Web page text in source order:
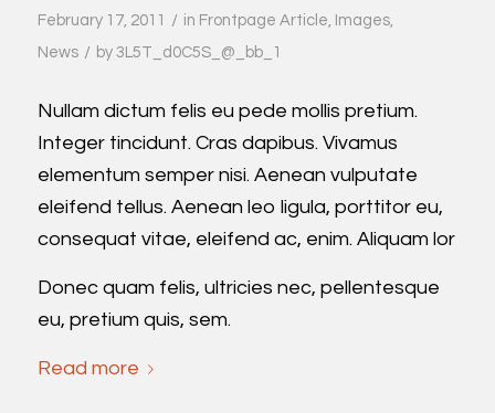
February 17, 2011 / in Frontpage Article, Images,
News / by 3L5T_d0C5S_@_bb_1
Nullam dictum felis eu pede mollis pretium.
Integer tincidunt. Cras dapibus. Vivamus
elementum semper nisi. Aenean vulputate
eleifend tellus. Aenean leo ligula, porttitor eu,
consequat vitae, eleifend ac, enim. Aliquam lor
Donec quam felis, ultricies nec, pellentesque
eu, pretium quis, sem.
Read more